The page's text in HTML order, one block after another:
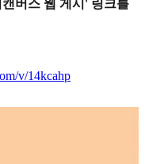
버스 웹 게시' 링크를
v/14kcahp